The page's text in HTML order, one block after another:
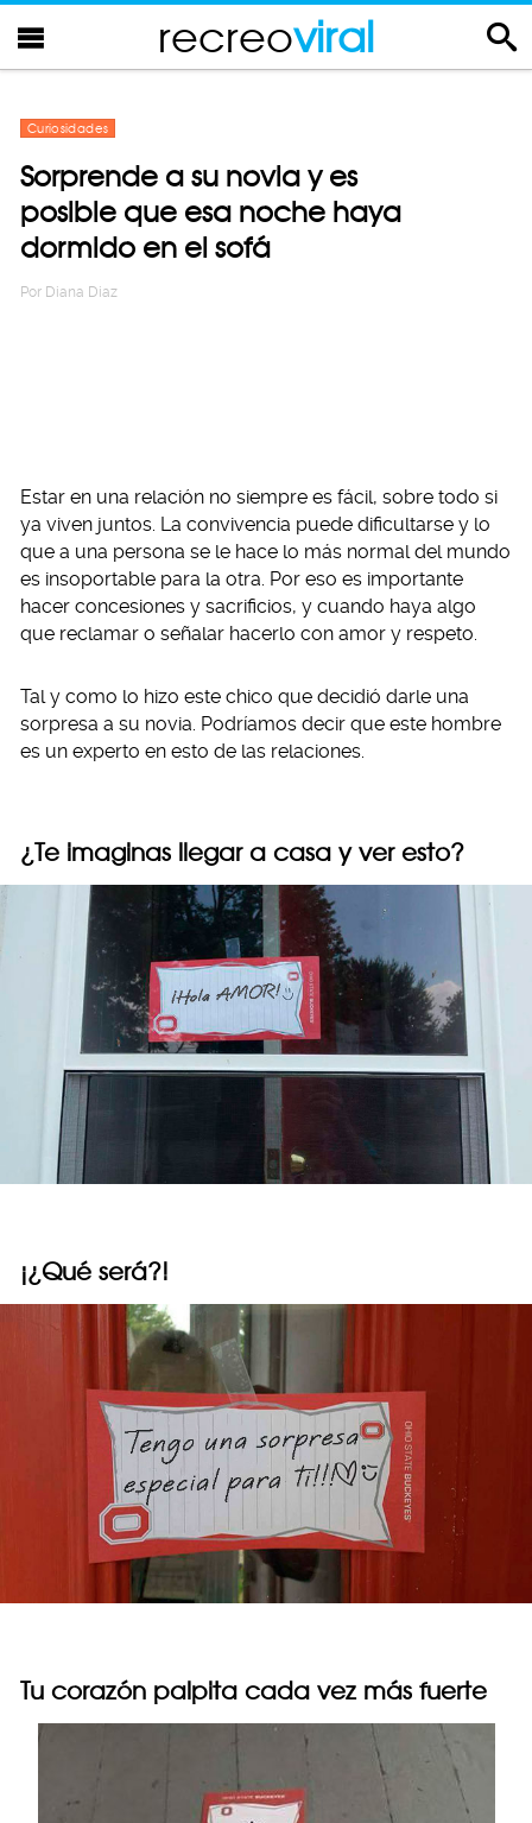
recreoviral
Curiosidades
Sorprende a su novia y es
posible que esa noche haya
dormido en el sofá
Por Diana Diaz
Estar en una relación no siempre es fácil, sobre todo si
ya viven juntos. La convivencia puede dificultarse y lo
que a una persona se le hace lo más normal del mundo
es insoportable para la otra. Por eso es importante
hacer concesiones y sacrificios, y cuando haya algo
que reclamar o señalar hacerlo con amor y respeto.
Tal y como lo hizo este chico que decidió darle una
sorpresa a su novia. Podríamos decir que este hombre
es un experto en esto de las relaciones.
¿Te imaginas llegar a casa y ver esto?
¡¿Qué será?!
Tu corazón palpita cada vez más fuerte